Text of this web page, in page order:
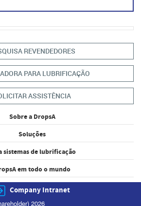
REVENDEDORES
PARA LUBRIFICAÇÃO
ASSISTÊNCIA
Sobre a DropsA
Soluções
sistemas de lubrificação
em todo o mundo
Company Intranet
2026